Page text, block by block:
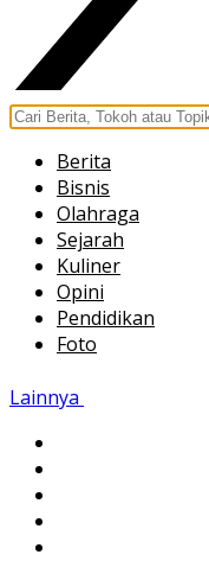
Berita
Bisnis
Olahraga
Sejarah
Kuliner
Opini
Pendidikan
Foto
Lainnya